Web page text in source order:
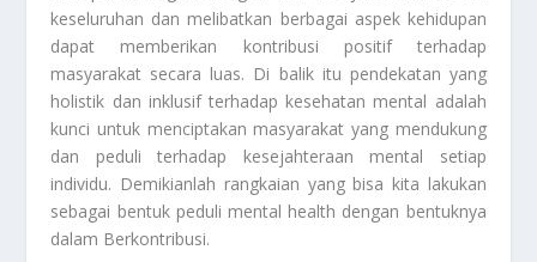
keseluruhan dan melibatkan berbagai aspek kehidupan
dapat memberikan kontribusi positif terhadap
masyarakat secara luas. Di balik itu pendekatan yang
holistik dan inklusif terhadap kesehatan mental adalah
kunci untuk menciptakan masyarakat yang mendukung
dan peduli terhadap kesejahteraan mental setiap
individu. Demikianlah rangkaian yang bisa kita lakukan
sebagai bentuk peduli mental health dengan bentuknya
dalam Berkontribusi.